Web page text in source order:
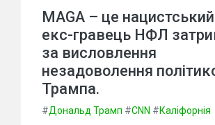
МAGA – це нацистський
екс-гравець НФЛ
за висловлення
незадоволення
Трампа.
#Дональд Трамп #CNN #Каліфорнія